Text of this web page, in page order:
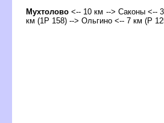
Мухтолово <-- 10 км --> Саконы <--
км (1Р 158) --> Ольгино <-- 7 км (Р